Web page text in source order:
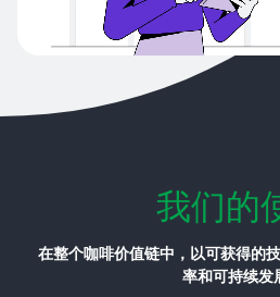
我们的
在整个咖啡价值链中，以可获得的
率和可持续发